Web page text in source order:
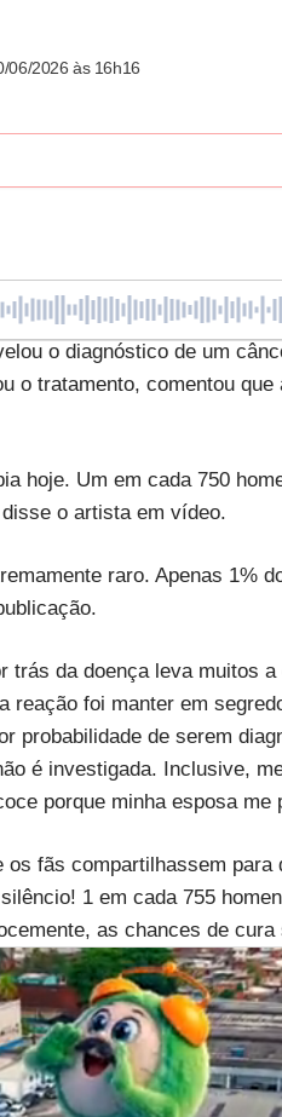
06/2026 às 16h16
o diagnóstico de um
o tratamento, comentou que
hoje. Um em cada 750
o artista em vídeo.
raro. Apenas 1%
trás da doença leva muitos
foi manter em
probabilidade de serem
é investigada. Inclusive,
porque minha esposa
fãs compartilhassem
1 em cada 755
as chances de